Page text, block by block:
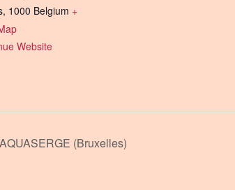
, 1000 Belgium +
Website
AQUASERGE (Bruxelles)